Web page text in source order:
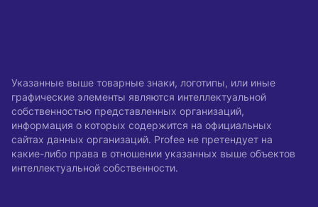
Указанные выше товарные знаки, логотипы, или иные
графические элементы являются интеллектуальной
собственностью представленных организаций,
информация о которых содержится на официальных
сайтах данных организаций. Profee не претендует на
какие-либо права в отношении указанных выше объектов
интеллектуальной собственности.